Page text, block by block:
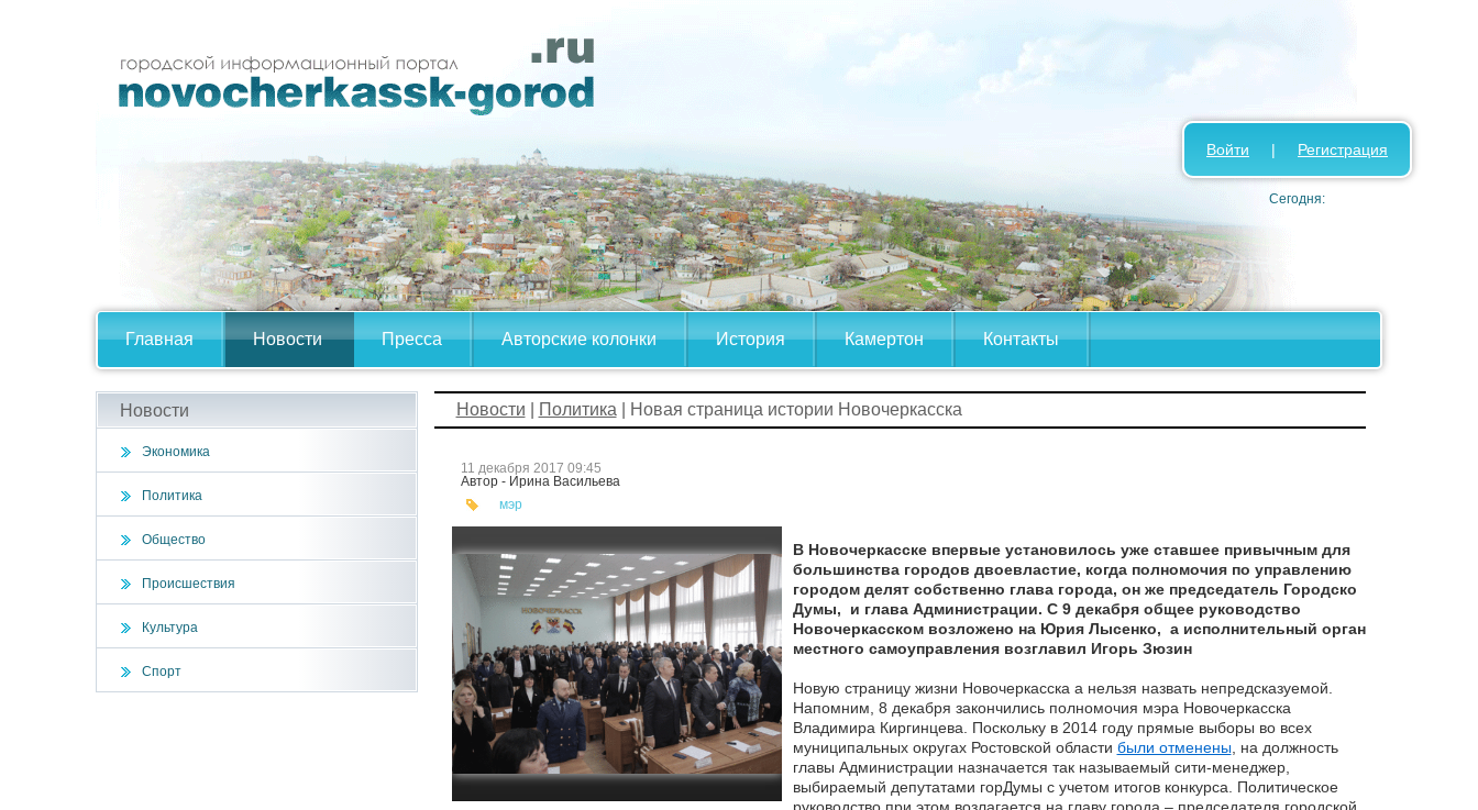
Главная Новости Пресса Авторские колонки История Камертон Контакты
Войти | Регистрация
Сегодня:
Новости
Экономика
Политика
Общество
Происшествия
Культура
Спорт
Новости Политика | Новая страница истории Новочеркасска
11 декабря 2017 09:45
Автор - Ирина Васильева
мэр
В Новочеркасске впервые установилось уже ставшее привычным для
большинства городов двоевластие, когда полномочия по управлению
городом делят собственно глава города, он же председатель Городско
Думы, и глава Администрации. С 9 декабря общее руководство
Новочеркасском возложено на Юрия Лысенко, а исполнительный орган
местного самоуправления возглавил Игорь Зюзин
Новую страницу жизни Новочеркасска а нельзя назвать непредсказуемой.
Напомним, 8 декабря закончились полномочия мэра Новочеркасска
Владимира Киргинцева. Поскольку в 2014 году прямые выборы во всех
муниципальных округах Ростовской области были отменены, на должность
главы Администрации назначается так называемый сити-менеджер,
выбираемый депутатами горДумы с учетом итогов конкурса. Политическое